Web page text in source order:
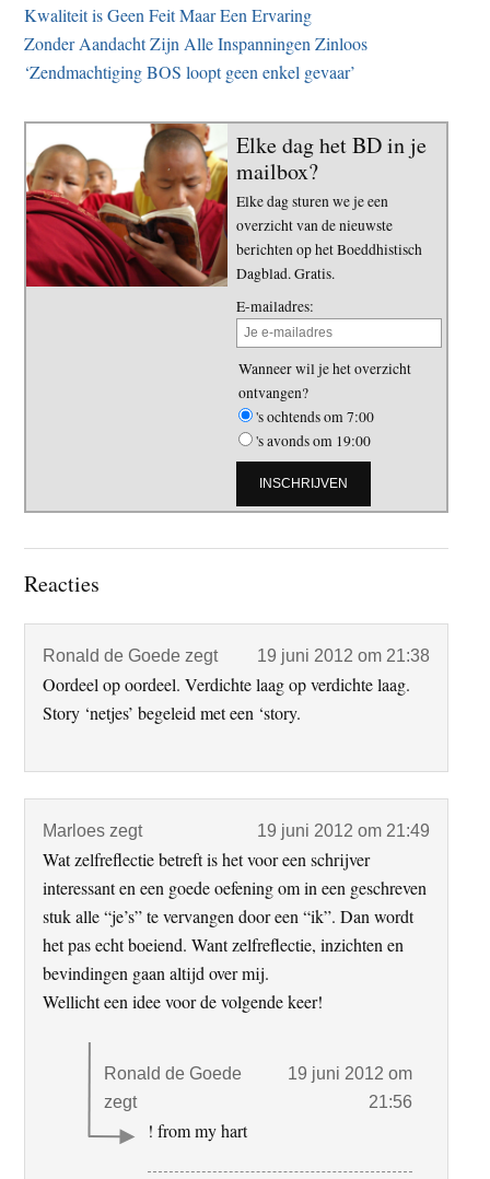
Kwaliteit is Geen Feit Maar Een Ervaring
Zonder Aandacht Zijn Alle Inspanningen Zinloos
‘Zendmachtiging BOS loopt geen enkel gevaar’
Elke dag het BD in je
mailbox?
Elke dag sturen we je een
overzicht van de nieuwste
berichten op het Boeddhistisch
Dagblad. Gratis.
E-mailadres:
Wanneer wil je het overzicht
ontvangen?
's ochtends om 7:00
's avonds om 19:00
Lees
Reacties
Ronald de Goede zegt 19 juni 2012 om 21:38
Oordeel op oordeel. Verdichte laag op verdichte laag.
Story ‘netjes’ begeleid met een ‘story.
Marloes zegt 19 juni 2012 om 21:49
Wat zelfreflectie betreft is het voor een schrijver
interessant en een goede oefening om in een geschreven
stuk alle “je’s” te vervangen door een “ik”. Dan wordt
het pas echt boeiend. Want zelfreflectie, inzichten en
bevindingen gaan altijd over mij.
Wellicht een idee voor de volgende keer!
Ronald de Goede
zegt
19 juni 2012 om
21:56
! from my hart